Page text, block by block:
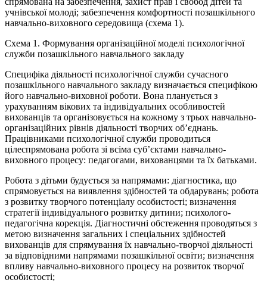
учнівської молоді; забезпечення комфортності позашкільного
навчально-виховного середовища (схема 1).
Схема 1. Формування організаційної моделі психологічної
служби позашкільного навчального закладу
Специфіка діяльності психологічної служби сучасного
позашкільного навчального закладу визначається специфікою
його навчально-виховної роботи. Вона планується з
урахуванням вікових та індивідуальних особливостей
вихованців та організовується на кожному з трьох навчально-
організаційних рівнів діяльності творчих об’єднань.
Працівниками психологічної служби проводиться
цілеспрямована робота зі всіма суб’єктами навчально-
виховного процесу: педагогами, вихованцями та їх батьками.
Робота з дітьми будується за напрямами: діагностика, що
спрямовується на виявлення здібностей та обдарувань; робота
з розвитку творчого потенціалу особистості; визначення
стратегії індивідуального розвитку дитини; психолого-
педагогічна корекція. Діагностичні обстеження проводяться з
метою визначення загальних і спеціальних здібностей
вихованців для спрямування їх навчально-творчої діяльності
за відповідними напрямами позашкільної освіти; визначення
впливу навчально-виховного процесу на розвиток творчої
особистості;